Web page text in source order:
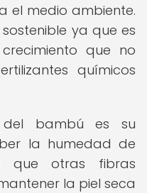
el medio ambiente.
ya que es
que no
químicos
bambú es su
la humedad de
que otras fibras
la piel seca